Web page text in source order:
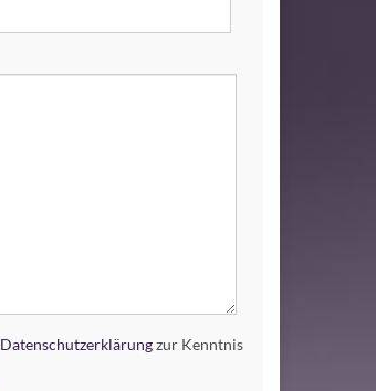
Datenschutzerklärungzur Kenntnis